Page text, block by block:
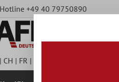
+49 40 79750890
CH | FR |